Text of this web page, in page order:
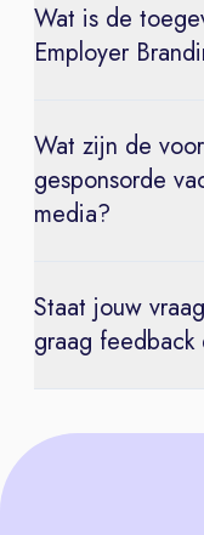
Wat is de
Employer
Wat zijn de
gesponsorde
media?
Staat jouw
graag feedback